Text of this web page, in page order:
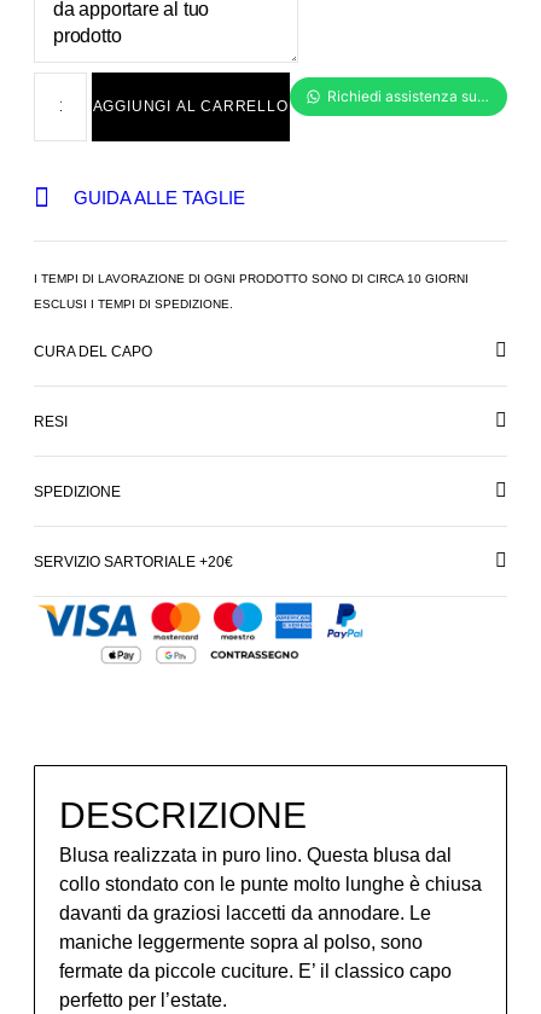
AGGIUNGI AL CARRELLO
GUIDA ALLE TAGLIE
I TEMPI DI LAVORAZIONE DI OGNI PRODOTTO SONO DI CIRCA 10 GIORNI
ESCLUSI I TEMPI DI SPEDIZIONE.
CURA DEL CAPO
RESI
SPEDIZIONE
SERVIZIO SARTORIALE +20€
DESCRIZIONE
Blusa realizzata in puro lino. Questa blusa dal
collo stondato con le punte molto lunghe è chiusa
davanti da graziosi laccetti da annodare. Le
maniche leggermente sopra al polso, sono
fermate da piccole cuciture. E’ il classico capo
perfetto per l’estate.